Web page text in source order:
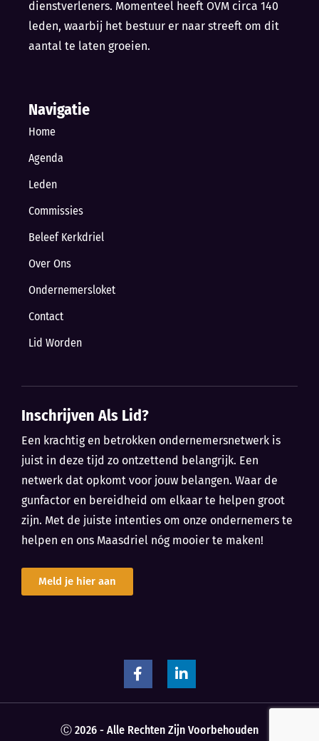
dienstverleners. Momenteel heeft OVM circa 140
leden, waarbij het bestuur er naar streeft om dit
aantal te laten groeien.
Navigatie
Home
Agenda
Leden
Commissies
Beleef Kerkdriel
Over Ons
Ondernemersloket
Contact
Lid Worden
Inschrijven Als Lid?
Een krachtig en betrokken ondernemersnetwerk is
juist in deze tijd zo ontzettend belangrijk. Een
netwerk dat opkomt voor jouw belangen. Waar de
gunfactor en bereidheid om elkaar te helpen groot
zijn. Met de juiste intenties om onze ondernemers te
helpen en ons Maasdriel nóg mooier te maken!
Meld je hier aan
Ⓒ 2026 - Alle Rechten Zijn Voorbehouden